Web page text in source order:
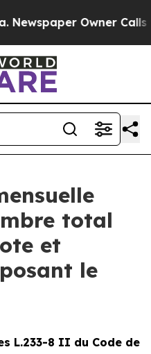
Owner Calls
total
et
le
L.233-8 II du Code de